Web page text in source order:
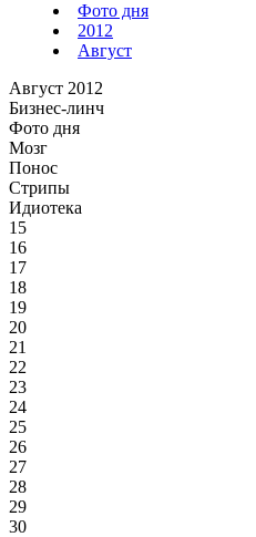
Фото дня
2012
Август
Август 2012
Бизнес-линч
Фото дня
Мозг
Понос
Стрипы
Идиотека
15
16
17
18
19
20
21
22
23
24
25
26
27
28
29
30